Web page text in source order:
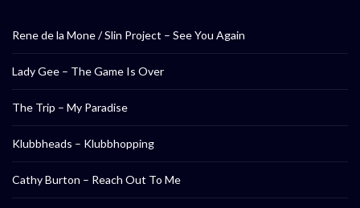
Rene de la Mone / Slin Project – See You Again
Lady Gee – The Game Is Over
The Trip – My Paradise
Klubbheads – Klubbhopping
Cathy Burton – Reach Out To Me